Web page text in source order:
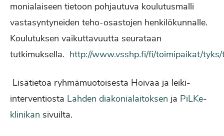
monialaiseen tietoon pohjautuva koulutusmalli
vastasyntyneiden teho-osastojen henkilökunnalle.
Koulutuksen vaikuttavuutta seurataan
tutkimuksella. http://www.vsshp.fi/fi/toimipaikat/
Lisätietoa ryhmämuotoisesta Hoivaa ja leiki-
interventiosta Lahden diakonialaitoksen ja PiLKe-
klinikan sivuilta.